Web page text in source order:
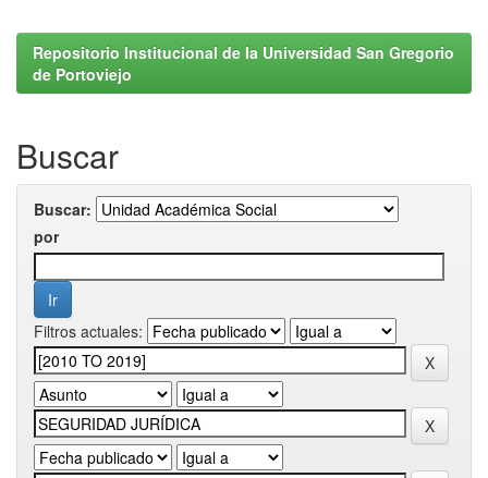
Repositorio Institucional de la Universidad San Gregorio
de Portoviejo
Buscar
Buscar:
por
Filtros actuales: